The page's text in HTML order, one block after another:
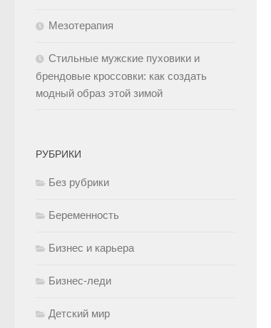
Мезотерапия
Стильные мужские пуховики и
брендовые кроссовки: как создать
модный образ этой зимой
РУБРИКИ
Без рубрики
Беременность
Бизнес и карьера
Бизнес-леди
Детский мир